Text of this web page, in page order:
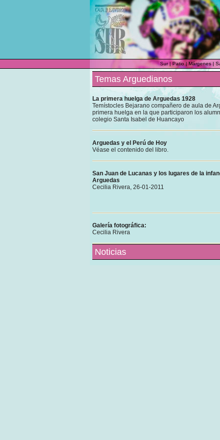
Sur| Patio| Márgenes|
Temas Arguedianos
La primera huelga de Arguedas 1928
Temístocles Bejarano compañero de aula de
primera huelga en la que participaron los
colegio Santa Isabel de Huancayo
Arguedas y el Perú de Hoy
Véase el contenido del libro.
San Juan de Lucanas y los lugares de la
Arguedas
Cecilia Rivera, 26-01-2011
Galería fotográfica:
Cecilia Rivera
Noticias